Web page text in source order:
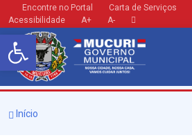
Barra de Ferramentas Aberta
Encontre no Portal Carta de Serviços
Acessibilidade
A+ A-
Início